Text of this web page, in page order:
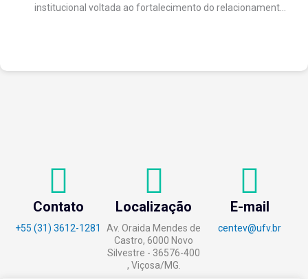
institucional voltada ao fortalecimento do relacionamento
Contato
+55 (31) 3612-1281
Localização
Av. Oraida Mendes de
Castro, 6000 Novo
Silvestre - 36576-400
, Viçosa/MG.
E-mail
centev@ufv.br